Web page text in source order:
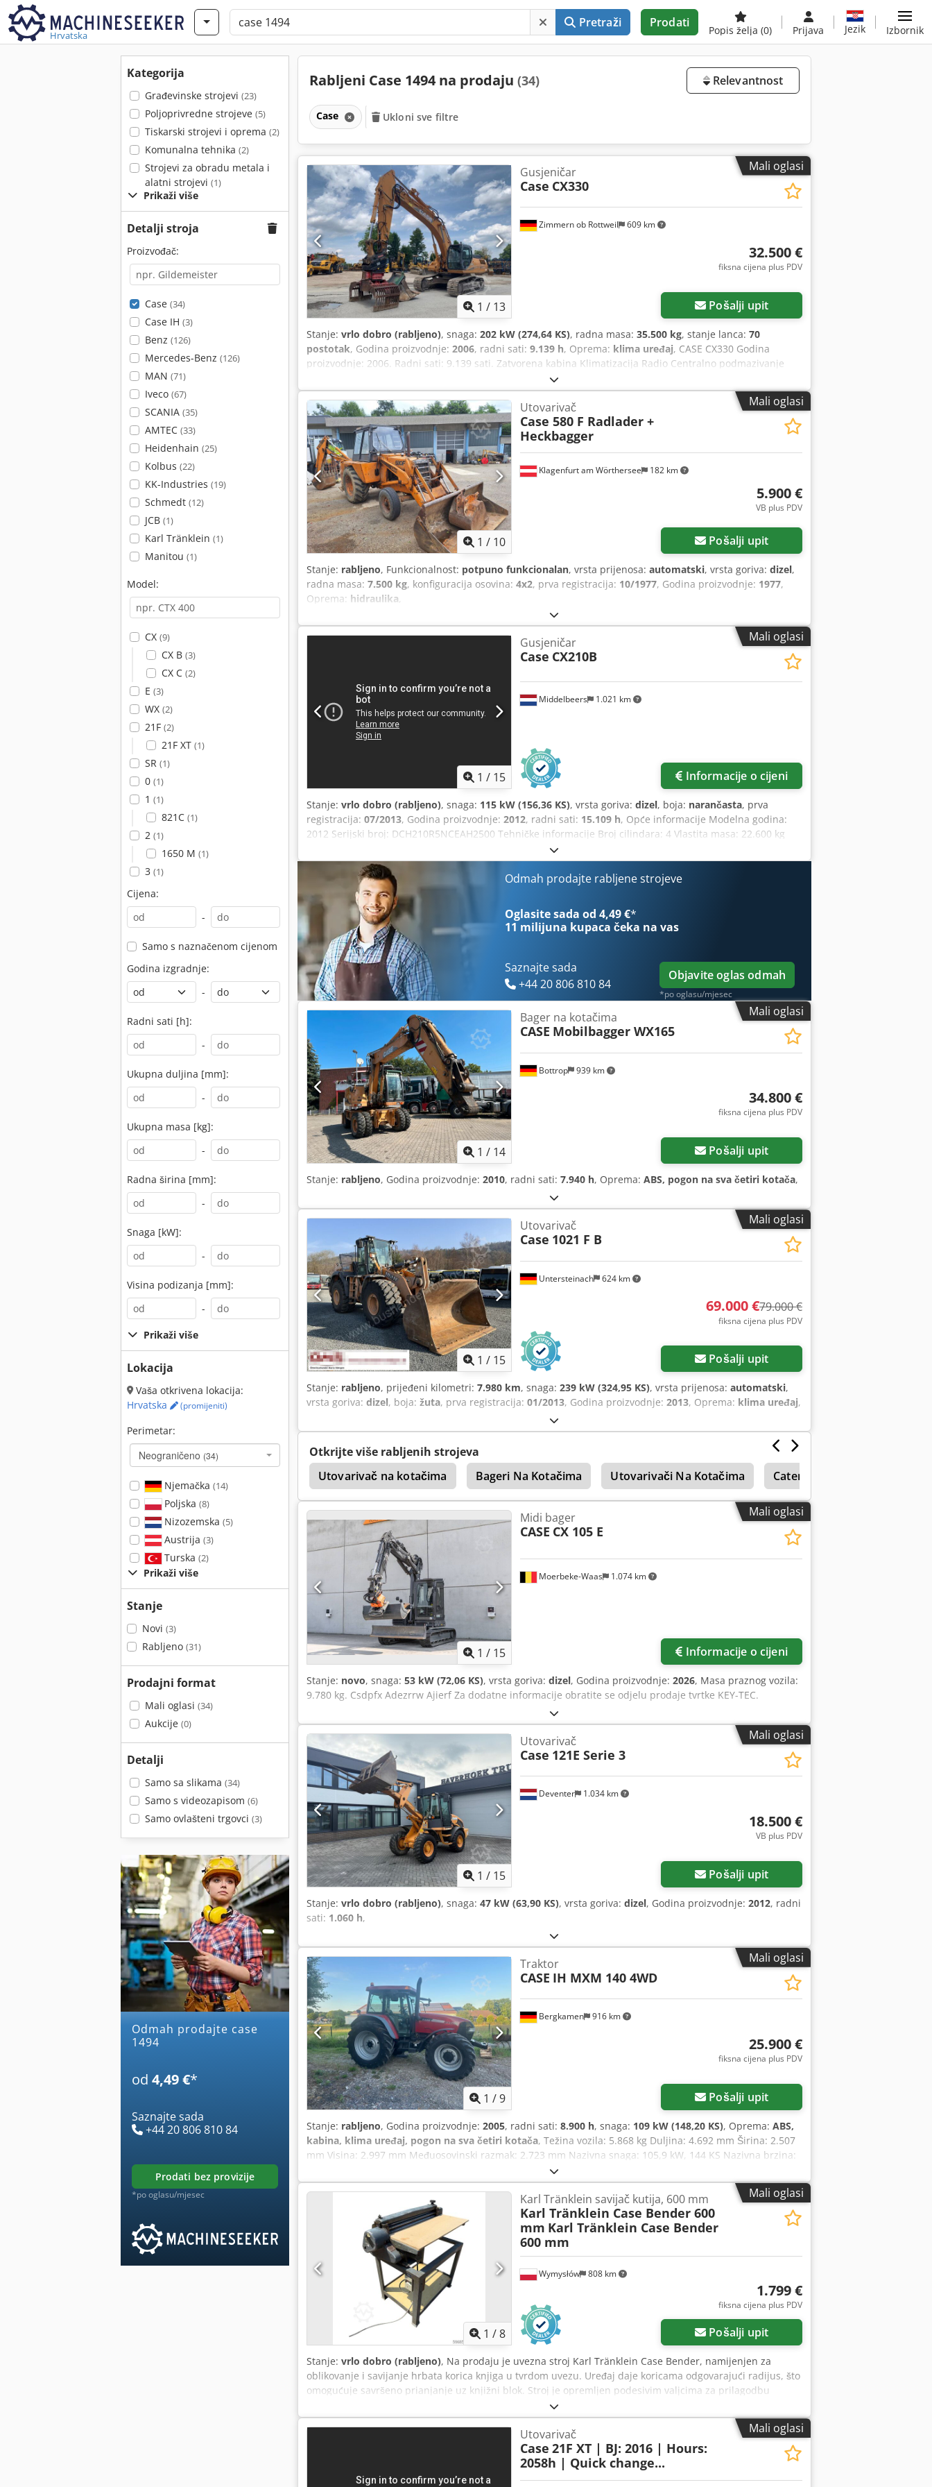
Hrvatska
Pretraži Prodati
Popis želja (0) Prijava Jezik Izbornik
Kategorija
Građevinske strojevi (23)
Poljoprivredne strojeve (5)
Tiskarski strojevi i oprema (2)
Komunalna tehnika (2)
Strojevi za obradu metala i
alatni strojevi (1)
Prikaži više
Detalji stroja
Proizvođač:
Case (34)
Case IH (3)
Benz (126)
Mercedes-Benz (126)
MAN (71)
Iveco (67)
SCANIA (35)
AMTEC (33)
Heidenhain (25)
Kolbus (22)
KK-Industries (19)
Schmedt (12)
JCB (1)
Karl Tränklein (1)
Manitou (1)
Model:
CX (9)
CX B (3)
CX C (2)
E (3)
WX (2)
21F (2)
21F XT (1)
SR (1)
0 (1)
1 (1)
821C (1)
2 (1)
1650 M (1)
3 (1)
Cijena:
-
Samo s naznačenom cijenom
Godina izgradnje:
-
Radni sati [h]:
-
Ukupna duljina [mm]:
-
Ukupna masa [kg]:
-
Radna širina [mm]:
-
Snaga [kW]:
-
Visina podizanja [mm]:
-
Prikaži više
Lokacija
Vaša otkrivena lokacija:
Hrvatska
(promijeniti)
Perimetar:
Neograničeno (34)
Njemačka (14)
Poljska (8)
Nizozemska (5)
Austrija (3)
Turska (2)
Prikaži više
Stanje
Novi (3)
Rabljeno (31)
Prodajni format
Mali oglasi (34)
Aukcije (0)
Detalji
Samo sa slikama (34)
Samo s videozapisom (6)
Samo ovlašteni trgovci (3)
Odmah prodajte case
1494
od 4,49 €*
Saznajte sada
+44 20 806 810 84
prodati bez provizije
*po oglasu/mjesec
Rabljeni Case 1494 na prodaju (34) Relevantnost
Case Ukloni sve filtre
Mali oglasi
1 / 13
Zimmern ob Rottweil 609 km
Gusjeničar
Case CX330
32.500 €
fiksna cijena plus PDV
Pošalji upit
Stanje: vrlo dobro (rabljeno), snaga: 202 kW (274,64 KS), radna masa: 35.500 kg, stanje lanca: 70
postotak, Godina proizvodnje: 2006, radni sati: 9.139 h, Oprema: klima uređaj, CASE CX330 Godina
proizvodnje: 2006. Radni sati: 9.139 sati. Zatvorena kabina Klimatizacija Radio Centralno podmazivanje
Cjdpjzp Rm Rofx Adisrf Standardna ruka Dužina ruke: 3,30 m Kompletna hidraulička instalacija (za čekić,
grablju, škare) Brzi priključak OQ80 1 x lopata – širina 800 mm 1 x grablja – ispravna, potrebno je
popravljanje Podvozje u stanju od cca 70% Podne ploče, širina 600 mm Isuzu motor, snage 202 kW CE
oznaka Dimenzije za transport: 10,8 x 3 x 3,40 m Radna težina: 35,5 t.
Mali oglasi
1 / 10
Klagenfurt am Wörthersee 182 km
Utovarivač
Case 580 F Radlader +
Heckbagger
5.900 €
VB plus PDV
Pošalji upit
Stanje: rabljeno, Funkcionalnost: potpuno funkcionalan, vrsta prijenosa: automatski, vrsta goriva: dizel,
radna masa: 7.500 kg, konfiguracija osovina: 4x2, prva registracija: 10/1977, Godina proizvodnje: 1977,
Oprema: hidraulika,
Mali oglasi
1 / 15
Middelbeers 1.021 km
Gusjeničar
Case CX210B
Informacije o cijeni
Stanje: vrlo dobro (rabljeno), snaga: 115 kW (156,36 KS), vrsta goriva: dizel, boja: narančasta, prva
registracija: 07/2013, Godina proizvodnje: 2012, radni sati: 15.109 h, Opće informacije Modelna godina:
2012 Serijski broj: DCH210R5NCEAH2500 Tehničke informacije Broj cilindara: 4 Vlastita masa: 22.600 kg
Funkcionalnost Radna širina: 300 cm CE oznaka: da Stanje Tehničko stanje: vrlo dobro Vizualno stanje: vrlo
dobro Financijske informacije Cijena: Na upit Cedpfx Aoy En Ndsdisrf Jamstvo Jamstvo: Iz prve ruke,
kompletna servisna povijest, odmah spremno za rad! - 80 % gusjeničnog podvozja - Uključene 3 žlice: 1300
mm, 450 mm i 2000 mm žlica za jarak - Opcionalno s TOPCON 3D sustavom iz 2021.
Odmah prodajte rabljene strojeve
Oglasite sada od 4,49 €*
11 milijuna kupaca čeka na vas
Saznajte sada
+44 20 806 810 84
Objavite oglas odmah
*po oglasu/mjesec
Mali oglasi
1 / 14
Bottrop 939 km
Bager na kotačima
CASE Mobilbagger WX165
34.800 €
fiksna cijena plus PDV
Pošalji upit
Stanje: rabljeno, Godina proizvodnje: 2010, radni sati: 7.940 h, Oprema: ABS, pogon na sva četiri kotača,
Mali oglasi
1 / 15
Untersteinach 624 km
Utovarivač
Case 1021 F B
69.000 €79.000 €
fiksna cijena plus PDV
Pošalji upit
Stanje: rabljeno, prijeđeni kilometri: 7.980 km, snaga: 239 kW (324,95 KS), vrsta prijenosa: automatski,
vrsta goriva: dizel, boja: žuta, prva registracija: 01/2013, Godina proizvodnje: 2013, Oprema: klima uređaj,
Otkrijte više rabljenih strojeva
Utovarivač na kotačima
Bageri Na Kotačima Utovarivači Na Kotačima Caterpillar 235
Komatsu Mini Bager
Mali oglasi
1 / 15
Moerbeke-Waas 1.074 km
Midi bager
CASE CX 105 E
Informacije o cijeni
Stanje: novo, snaga: 53 kW (72,06 KS), vrsta goriva: dizel, Godina proizvodnje: 2026, Masa praznog vozila:
9.780 kg. Csdpfx Adezrrw Ajierf Za dodatne informacije obratite se odjelu prodaje tvrtke KEY-TEC.
Mali oglasi
1 / 15
Deventer 1.034 km
Utovarivač
Case 121E Serie 3
18.500 €
VB plus PDV
Pošalji upit
Stanje: vrlo dobro (rabljeno), snaga: 47 kW (63,90 KS), vrsta goriva: dizel, Godina proizvodnje: 2012, radni
sati: 1.060 h,
Mali oglasi
1 /9
Bergkamen 916 km
Traktor
CASE IH MXM 140 4WD
25.900 €
fiksna cijena plus PDV
Pošalji upit
Stanje: rabljeno, Godina proizvodnje: 2005, radni sati: 8.900 h, snaga: 109 kW (148,20 KS), Oprema: ABS,
kabina, klima uređaj, pogon na sva četiri kotača, Težina vozila: 5.868 kg Duljina: 4.692 mm Širina: 2.507
mm Visina: 2.997 mm Međuosovinski razmak: 2.723 mm Nazivna snaga: 105,9 kW, 144 KS Nazivna brzina:
2.200 o/min Broj cilindara: 6 Cjdpfx Aswlmt Iodiorf Zapremnina: 7.480 cm³ Povećanje okretnog momenta:
51,3 Pogon na sva četiri kotača
Mali oglasi
1 /8
Wymysłów 808 km
Karl Tränklein savijač kutija, 600 mm
Karl Tränklein Case Bender 600
mm Karl Tränklein Case Bender
600 mm
1.799 €
fiksna cijena plus PDV
Pošalji upit
Stanje: vrlo dobro (rabljeno), Na prodaju je uvezna stroj Karl Tränklein Case Bender, namijenjen za
oblikovanje i savijanje hrbata korica knjiga u tvrdom uvezu. Uređaj daje koricama odgovarajući radijus, što
omogućuje savršeno prianjanje uz knjižni blok. Stroj je opremljen podesivim valjcima za prilagodbu
različitim debljinama korica. Masivna, lijevana konstrukcija osigurava visoku preciznost i dugogodišnju
trajnost. Tehnički podaci: Proizvođač: Karl Tränklein Tip: Case Bender / stroj za oblikovanje hrbata Radna
širina: cca 600 mm Podešavanje pritiska valjaka Stabilna lijevana konstrukcija Električni pogon Crodpfx
Adoziwnbjiof Radni stol Stanje: rabljeno Primjena: proizvodnja knjiga u tvrdom uvezu, uvezne radionice,
tiskare, grafički pogoni, proizvodnja albuma, kataloga i korica.
Mali oglasi
Utovarivač
Case 21F XT | BJ: 2016 | Hours:
2058h | Quick change...